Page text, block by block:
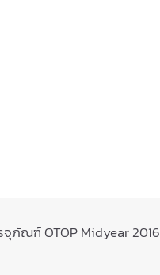
ภัณฑ์ OTOP Midyear 2016